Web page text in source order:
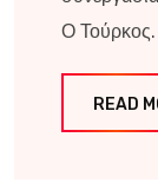
Ο Τούρκος.
READ